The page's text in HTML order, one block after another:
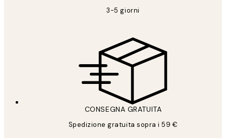
3-5 giorni
CONSEGNA GRATUITA
Spedizione gratuita sopra i 59 €